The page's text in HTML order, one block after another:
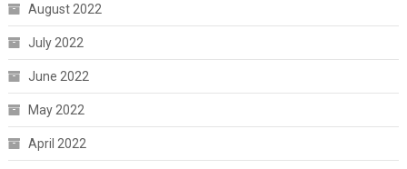
August 2022
July 2022
June 2022
May 2022
April 2022